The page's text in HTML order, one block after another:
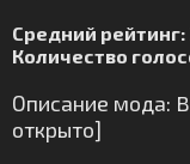
Средний рейтинг:
Количество
Описание мода:
открыто]